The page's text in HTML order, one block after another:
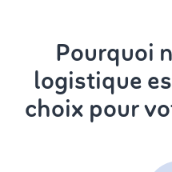
Pourquoi
logistique
choix pour